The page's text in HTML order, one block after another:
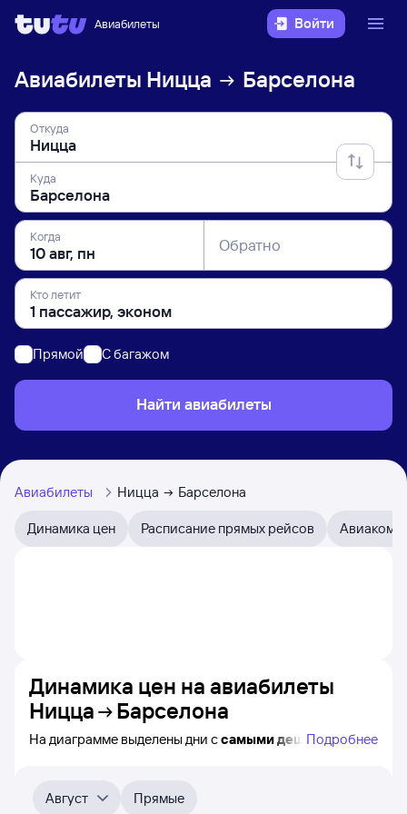
Авиабилеты Войти
Авиабилеты Ницца Барселона
Откуда
Куда
Когда Обратно
Кто летит
Прямой C багажом
Найти авиабилеты
Авиабилеты Ницца Барселона
Динамика цен Расписание прямых рейсов
Динамика цен на авиабилеты
Ницца
Барселона
На диаграмме выделены дни ссамыми дешёвыми
на ближайшие 4-5 месяца. Выберите день, перейдите
по клику к поиску авиабилетов и получению
Подробнее
Август
Прямые